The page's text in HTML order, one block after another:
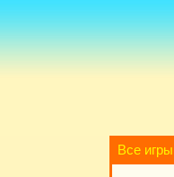
Все игры